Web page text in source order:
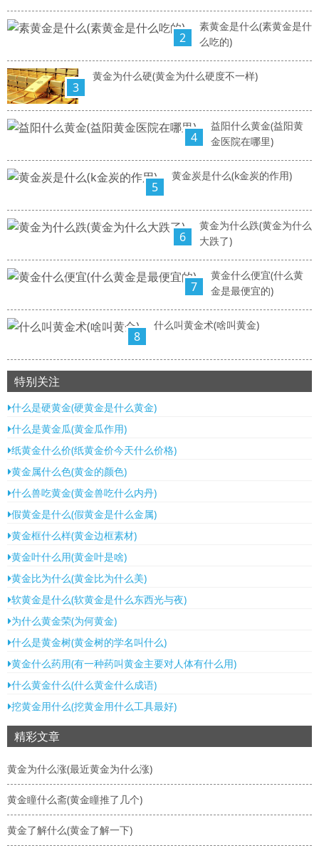
2
素黄金是什么(素黄金是什
么吃的)
3
黄金为什么硬(黄金为什么硬度不一样)
4
益阳什么黄金(益阳黄
金医院在哪里)
5
黄金炭是什么(k金炭的作用)
6
黄金为什么跌(黄金为什么
大跌了)
7
黄金什么便宜(什么黄
金是最便宜的)
8
什么叫黄金术(啥叫黄金)
特别关注
什么是硬黄金(硬黄金是什么黄金)
什么是黄金瓜(黄金瓜作用)
纸黄金什么价(纸黄金价今天什么价格)
黄金属什么色(黄金的颜色)
什么兽吃黄金(黄金兽吃什么内丹)
假黄金是什么(假黄金是什么金属)
黄金框什么样(黄金边框素材)
黄金叶什么用(黄金叶是啥)
黄金比为什么(黄金比为什么美)
软黄金是什么(软黄金是什么东西光与夜)
为什么黄金荣(为何黄金)
什么是黄金树(黄金树的学名叫什么)
黄金什么药用(有一种药叫黄金主要对人体有什么用)
什么黄金什么(什么黄金什么成语)
挖黄金用什么(挖黄金用什么工具最好)
精彩文章
黄金为什么涨(最近黄金为什么涨)
黄金瞳什么斋(黄金瞳推了几个)
黄金了解什么(黄金了解一下)